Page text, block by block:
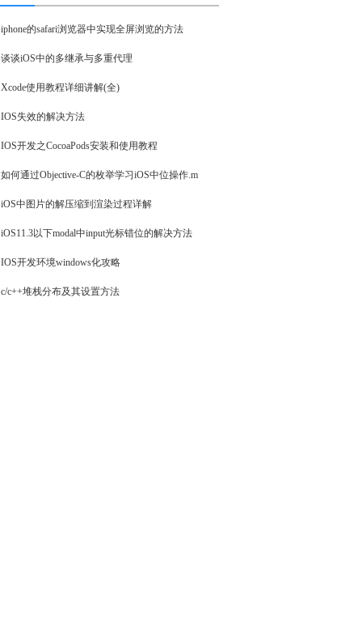
iphone的safari浏览器中实现全屏浏览的方法
谈谈iOS中的多继承与多重代理
Xcode使用教程详细讲解(全)
IOS失效的解决方法
IOS开发之CocoaPods安装和使用教程
如何通过Objective-C的枚举学习iOS中位操作.m
iOS中图片的解压缩到渲染过程详解
iOS11.3以下modal中input光标错位的解决方法
IOS开发环境windows化攻略
c/c++堆栈分布及其设置方法